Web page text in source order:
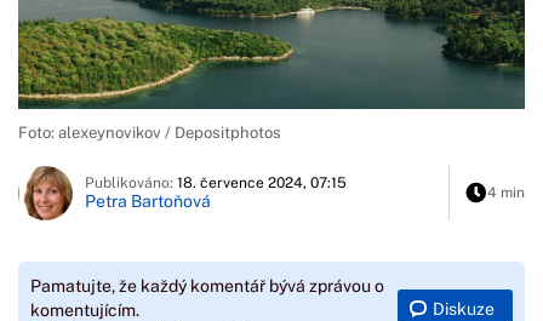
Foto: alexeynovikov / Depositphotos
Publikováno: 18. července 2024, 07:15
Petra Bartoňová 4 min
Pamatujte, že každý komentář bývá zprávou o
komentujícím.
Diskuze